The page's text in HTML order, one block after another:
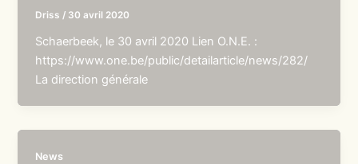
Driss / 30 avril 2020
Schaerbeek, le 30 avril 2020 Lien O.N.E. :
https://www.one.be/public/detailarticle/news/282/
La direction générale
News